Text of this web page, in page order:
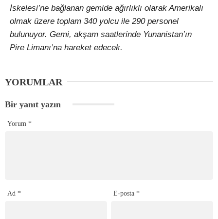
İskelesi’ne bağlanan gemide ağırlıklı olarak Amerikalı
olmak üzere toplam 340 yolcu ile 290 personel
bulunuyor. Gemi, akşam saatlerinde Yunanistan’ın
Pire Limanı’na hareket edecek.
YORUMLAR
Bir yanıt yazın
Yorum *
Ad * E-posta *